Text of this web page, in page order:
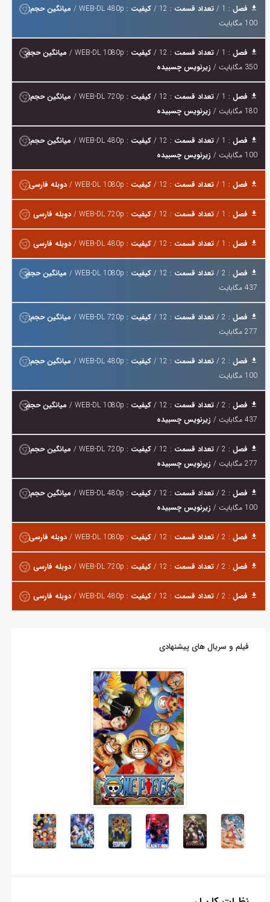
فصل : 1 / تعداد قسمت : 12 / کیفیت : WEB-DL 480p /
میانگین حجم:
100 مگابایت
فصل : 1 / تعداد قسمت : 12 / کیفیت : WEB-DL 1080p /
میانگین حجم:
350 مگابایت /
زیرنویس چسبیده
فصل : 1 / تعداد قسمت : 12 / کیفیت : WEB-DL 720p /
میانگین حجم:
180 مگابایت /
زیرنویس چسبیده
فصل : 1 / تعداد قسمت : 12 / کیفیت : WEB-DL 480p /
میانگین حجم:
100 مگابایت /
زیرنویس چسبیده
فصل : 1 / تعداد قسمت : 12 / کیفیت : WEB-DL 1080p / دوبله فارسی
فصل : 1 / تعداد قسمت : 12 / کیفیت : WEB-DL 720p / دوبله فارسی
فصل : 1 / تعداد قسمت : 12 / کیفیت : WEB-DL 480p / دوبله فارسی
فصل : 2 / تعداد قسمت : 12 / کیفیت : WEB-DL 1080p /
میانگین حجم:
437 مگابایت
فصل : 2 / تعداد قسمت : 12 / کیفیت : WEB-DL 720p /
میانگین حجم:
277 مگابایت
فصل : 2 / تعداد قسمت : 12 / کیفیت : WEB-DL 480p /
میانگین حجم:
100 مگابایت
فصل : 2 / تعداد قسمت : 12 / کیفیت : WEB-DL 1080p /
میانگین حجم:
437 مگابایت /
زیرنویس چسبیده
فصل : 2 / تعداد قسمت : 12 / کیفیت : WEB-DL 720p /
میانگین حجم:
277 مگابایت /
زیرنویس چسبیده
فصل : 2 / تعداد قسمت : 12 / کیفیت : WEB-DL 480p /
میانگین حجم:
100 مگابایت /
زیرنویس چسبیده
فصل : 2 / تعداد قسمت : 12 / کیفیت : WEB-DL 1080p / دوبله فارسی
فصل : 2 / تعداد قسمت : 12 / کیفیت : WEB-DL 720p / دوبله فارسی
فصل : 2 / تعداد قسمت : 12 / کیفیت : WEB-DL 480p / دوبله فارسی
فیلم و سریال های پیشنهادی